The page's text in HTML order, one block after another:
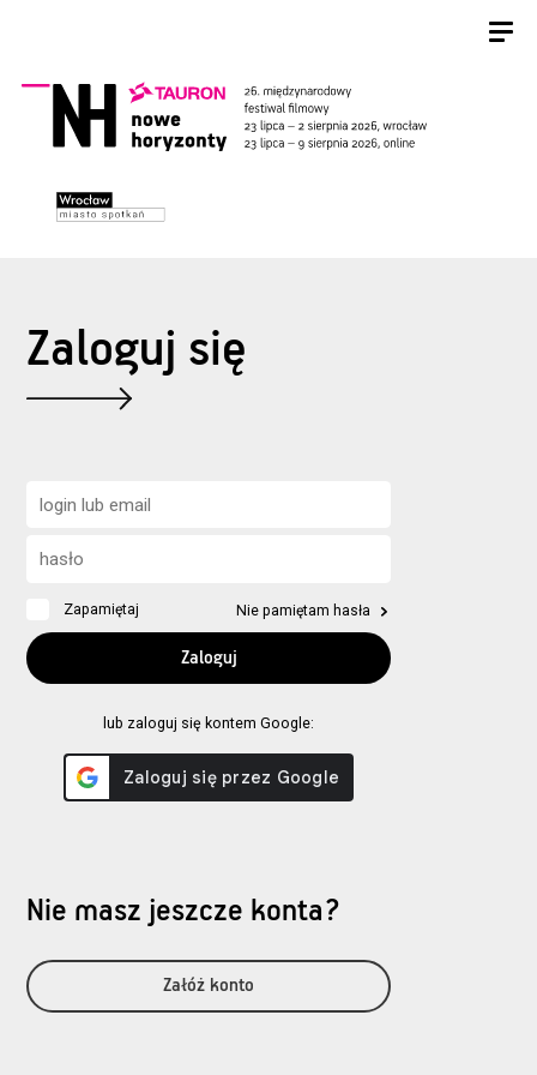
Zaloguj się
Zapamiętaj Nie pamiętam hasła
lub zaloguj się kontem Google:
Nie masz jeszcze konta?
Załóż konto